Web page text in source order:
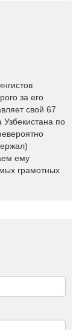
за его
свой 67
по
ему
грамотных